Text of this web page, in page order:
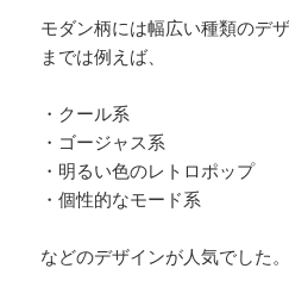
モダン柄には幅広い種類のデ
までは例えば、
・クール系
・ゴージャス系
・明るい色のレトロポップ
・個性的なモード系
などのデザインが人気でした。